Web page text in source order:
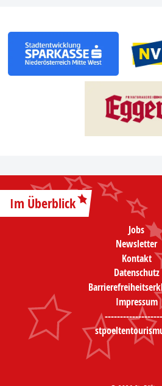
Im Überblick
Jobs
Newsletter
Kontakt
Datenschutz
Impressum